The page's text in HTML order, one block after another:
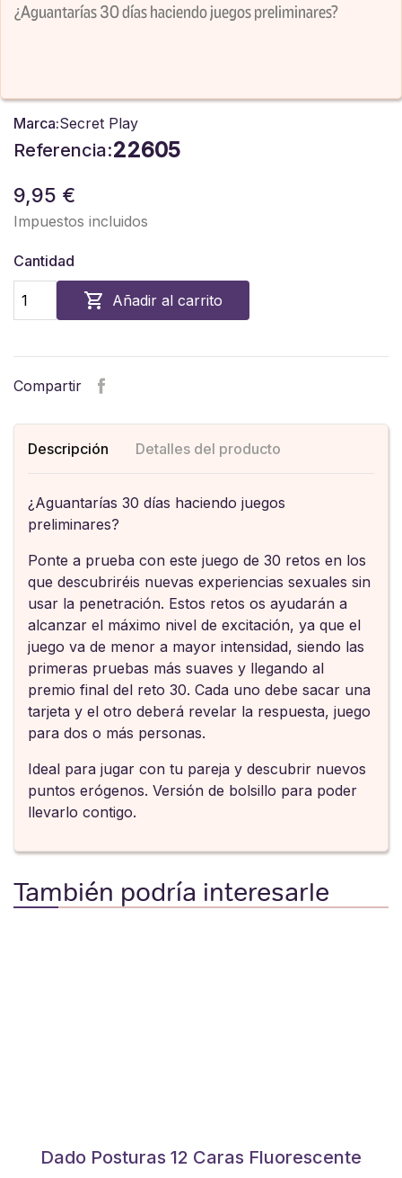
¿Aguantarías 30 días haciendo juegos preliminares?
Marca:Secret Play
Referencia:22605
9,95 €
Impuestos incluidos
Cantidad
 Añadir al carrito
Compartir
Descripción Detalles del producto
¿Aguantarías 30 días haciendo juegos
preliminares?
Ponte a prueba con este juego de 30 retos en los
que descubriréis nuevas experiencias sexuales sin
usar la penetración. Estos retos os ayudarán a
alcanzar el máximo nivel de excitación, ya que el
juego va de menor a mayor intensidad, siendo las
primeras pruebas más suaves y llegando al
premio final del reto 30. Cada uno debe sacar una
tarjeta y el otro deberá revelar la respuesta, juego
para dos o más personas.
Ideal para jugar con tu pareja y descubrir nuevos
puntos erógenos. Versión de bolsillo para poder
llevarlo contigo.
También podría interesarle
Dado Posturas 12 Caras Fluorescente